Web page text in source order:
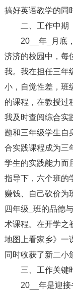
搞好英语教学的同
二、工作中期
20__年_月底
济济的校园中，每
我。我在担任三年
小，自觉性差，班
的课程，在教授过
我及时查阅综合实
题和三年级学生自
合实践课程成为三
学生的实践能力而
指导下，六个班的
赚钱、自己砍价为
四年级_班的品德
术课程。在开学之
地图上看家乡》一
同时收获了新二小
三、工作关键
20__年是迎